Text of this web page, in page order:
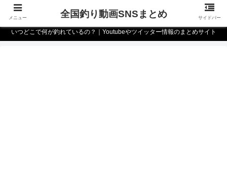
いつどこで何が釣れているの？｜Youtubeやツイッター情報のまとめサイト
メニュー 全国釣り動画SNSまとめ サイドバー